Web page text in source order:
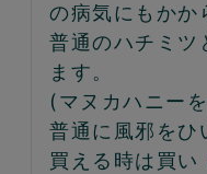
の病気にもかか
普通のハチミツ
ます。
(マヌカハニー
普通に風邪を
買える時は買い